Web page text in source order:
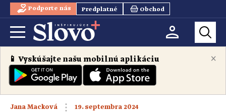
Podporte nás Predplatné Obchod
×
📱 Vyskúšajte našu mobilnú aplikáciu
Jana Macková 19. septembra 2024